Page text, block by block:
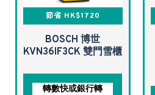
節省 HK$1720
BOSCH 博世
KVN36IF3CK 雙門雪櫃
轉數快或銀行轉